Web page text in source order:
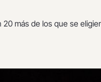
más de los que se